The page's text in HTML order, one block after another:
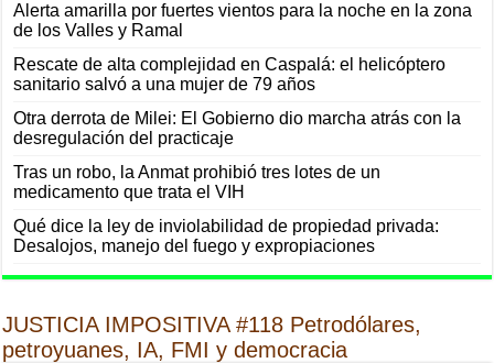
Alerta amarilla por fuertes vientos para la noche en la zona
de los Valles y Ramal
Rescate de alta complejidad en Caspalá: el helicóptero
sanitario salvó a una mujer de 79 años
Otra derrota de Milei: El Gobierno dio marcha atrás con la
desregulación del practicaje
Tras un robo, la Anmat prohibió tres lotes de un
medicamento que trata el VIH
Qué dice la ley de inviolabilidad de propiedad privada:
Desalojos, manejo del fuego y expropiaciones
JUSTICIA IMPOSITIVA #118 Petrodólares,
petroyuanes, IA, FMI y democracia